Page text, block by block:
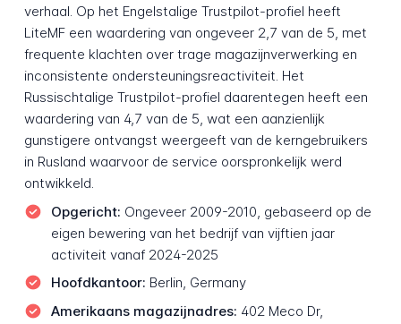
verhaal. Op het Engelstalige Trustpilot-profiel heeft
LiteMF een waardering van ongeveer 2,7 van de 5, met
frequente klachten over trage magazijnverwerking en
inconsistente ondersteuningsreactiviteit. Het
Russischtalige Trustpilot-profiel daarentegen heeft een
waardering van 4,7 van de 5, wat een aanzienlijk
gunstigere ontvangst weergeeft van de kerngebruikers
in Rusland waarvoor de service oorspronkelijk werd
ontwikkeld.
Opgericht: Ongeveer 2009-2010, gebaseerd op de
eigen bewering van het bedrijf van vijftien jaar
activiteit vanaf 2024-2025
Hoofdkantoor: Berlin, Germany
Amerikaans magazijnadres: 402 Meco Dr,